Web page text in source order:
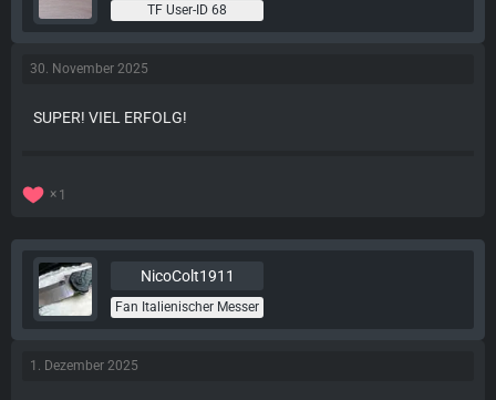
TF User-ID 68
30. November 2025
SUPER! VIEL ERFOLG!
1
NicoColt1911
Fan Italienischer Messer
1. Dezember 2025